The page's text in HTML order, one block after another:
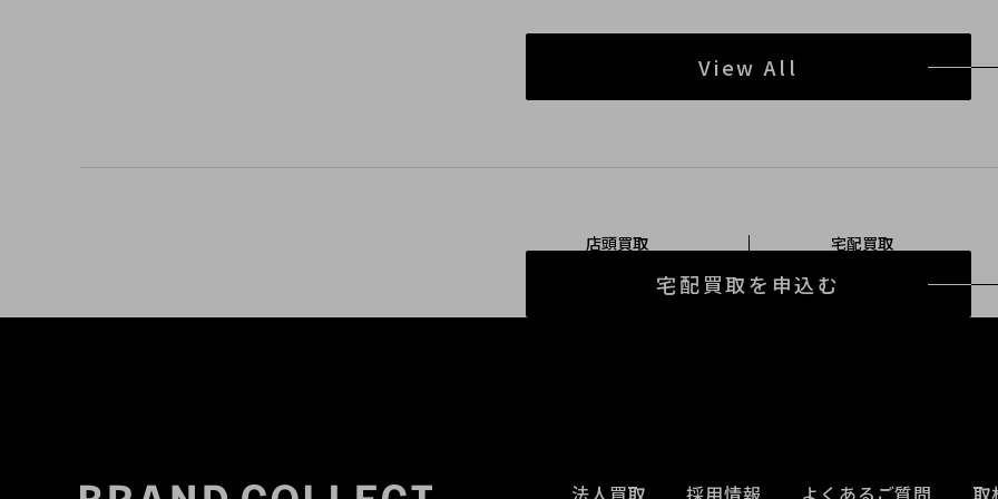
View All
店頭買取 宅配買取
宅配買取を申込む
法人買取 採用情報 よくあるご質問 取